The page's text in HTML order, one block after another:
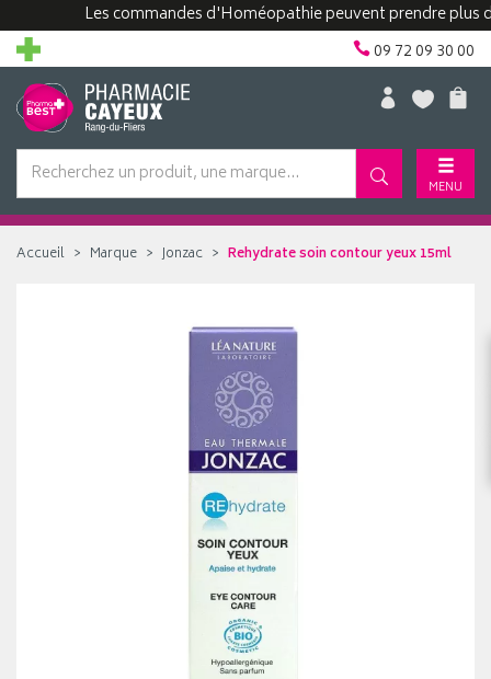
Les commandes d'Homéopathie peuvent prendre plus de
09 72 09 30 00
MENU
Accueil Marque Jonzac Rehydrate soin contour yeux 15ml